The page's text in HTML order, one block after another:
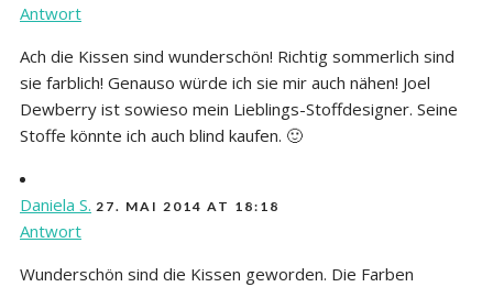
Antwort
Ach die Kissen sind wunderschön! Richtig sommerlich sind
sie farblich! Genauso würde ich sie mir auch nähen! Joel
Dewberry ist sowieso mein Lieblings-Stoffdesigner. Seine
Stoffe könnte ich auch blind kaufen. 🙂
Daniela S. 27. MAI 2014 AT 18:18
Antwort
Wunderschön sind die Kissen geworden. Die Farben